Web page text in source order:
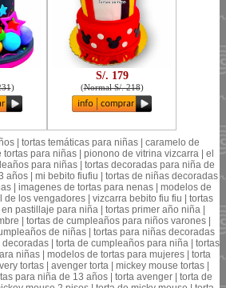
)
S/. 179
(Normal S/. 218)
| tortas temáticas para niñas | caramelo de
para niñas | pionono de vitrina vizcarra | el
para niñas | tortas decoradas para niña de
años | mi bebito fiufiu | tortas de niñas decoradas
| imagenes de tortas para nenas | modelos de
de los vengadores | vizcarra bebito fiu fiu | tortas
pastillaje para niña | tortas primer año niña |
| tortas de cumpleaños para niños varones |
de niñas | tortas para niñas decoradas
| torta de cumpleaños para niña | tortas
niñas | modelos de tortas para mujeres | torta
tortas | avenger torta | mickey mouse tortas |
para niña de 13 años | torta avenger | torta de